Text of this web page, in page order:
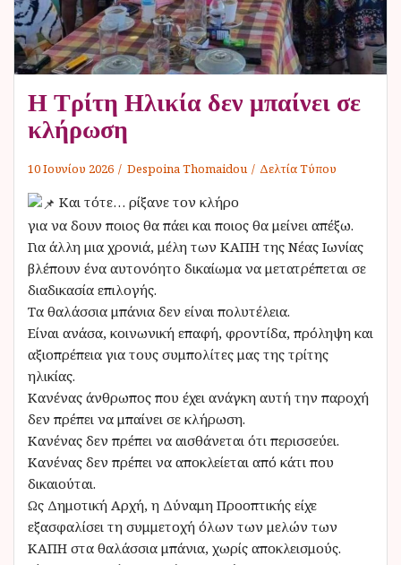
Η Τρίτη Ηλικία δεν μπαίνει σε
κλήρωση
10 Ιουνίου 2026 Despoina Thomaidou Δελτία Τύπου
Και τότε… ρίξανε τον κλήρο
για να δουν ποιος θα πάει και ποιος θα μείνει απέξω.
Για άλλη μια χρονιά, μέλη των ΚΑΠΗ της Νέας Ιωνίας
βλέπουν ένα αυτονόητο δικαίωμα να μετατρέπεται σε
διαδικασία επιλογής.
Τα θαλάσσια μπάνια δεν είναι πολυτέλεια.
Είναι ανάσα, κοινωνική επαφή, φροντίδα, πρόληψη και
αξιοπρέπεια για τους συμπολίτες μας της τρίτης
ηλικίας.
Κανένας άνθρωπος που έχει ανάγκη αυτή την παροχή
δεν πρέπει να μπαίνει σε κλήρωση.
Κανένας δεν πρέπει να αισθάνεται ότι περισσεύει.
Κανένας δεν πρέπει να αποκλείεται από κάτι που
δικαιούται.
Ως Δημοτική Αρχή, η Δύναμη Προοπτικής είχε
εξασφαλίσει τη συμμετοχή όλων των μελών των
ΚΑΠΗ στα θαλάσσια μπάνια, χωρίς αποκλεισμούς.